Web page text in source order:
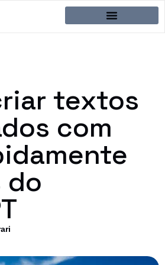
textos
com
do